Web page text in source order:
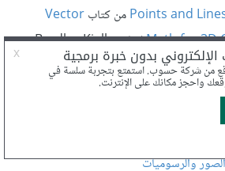
Points andمن كتابVector
Math for 3Dلصاحبه Bradley Kjell.
وتطبيقات تصميم الصور والرسوميات
والرسوميات